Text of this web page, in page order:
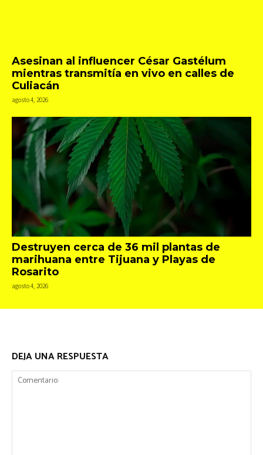
Asesinan al influencer César Gastélum
mientras transmitía en vivo en calles de
Culiacán
agosto 4, 2026
Destruyen cerca de 36 mil plantas de
marihuana entre Tijuana y Playas de
Rosarito
agosto 4, 2026
DEJA UNA RESPUESTA